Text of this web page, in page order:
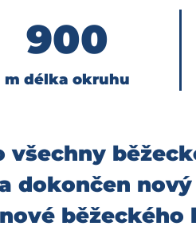
900
m délka okruhu
všechny
dokončen